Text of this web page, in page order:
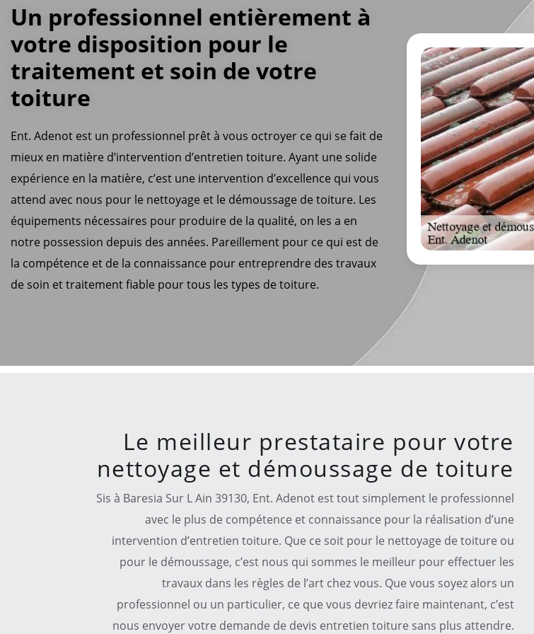
Un professionnel entièrement à
votre disposition pour le
traitement et soin de votre
toiture
Ent. Adenot est un professionnel prêt à vous octroyer ce qui se fait de
mieux en matière d’intervention d’entretien toiture. Ayant une solide
expérience en la matière, c’est une intervention d’excellence qui vous
attend avec nous pour le nettoyage et le démoussage de toiture. Les
équipements nécessaires pour produire de la qualité, on les a en
notre possession depuis des années. Pareillement pour ce qui est de
la compétence et de la connaissance pour entreprendre des travaux
de soin et traitement fiable pour tous les types de toiture.
Le meilleur prestataire pour votre
nettoyage et démoussage de toiture
Sis à Baresia Sur L Ain 39130, Ent. Adenot est tout simplement le professionnel
avec le plus de compétence et connaissance pour la réalisation d’une
intervention d’entretien toiture. Que ce soit pour le nettoyage de toiture ou
pour le démoussage, c’est nous qui sommes le meilleur pour effectuer les
travaux dans les règles de l’art chez vous. Que vous soyez alors un
professionnel ou un particulier, ce que vous devriez faire maintenant, c’est
nous envoyer votre demande de devis entretien toiture sans plus attendre.